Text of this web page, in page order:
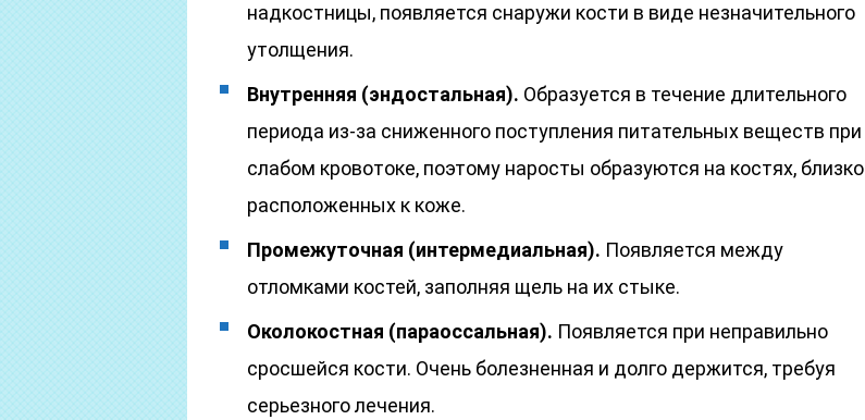
надкостницы, появляется снаружи кости в виде незначительного
утолщения.
Внутренняя (эндостальная). Образуется в течение длительного
периода из-за сниженного поступления питательных веществ при
слабом кровотоке, поэтому наросты образуются на костях, близко
расположенных к коже.
Промежуточная (интермедиальная). Появляется между
отломками костей, заполняя щель на их стыке.
Околокостная (параоссальная). Появляется при неправильно
сросшейся кости. Очень болезненная и долго держится, требуя
серьезного лечения.